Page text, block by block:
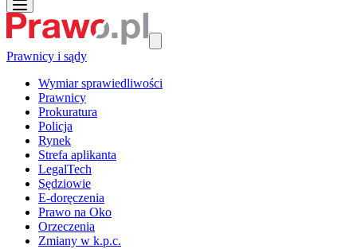
Prawnicy i sądy
Wymiar sprawiedliwości
Prawnicy
Prokuratura
Policja
Rynek
Strefa aplikanta
LegalTech
Sędziowie
E-doręczenia
Prawo na Oko
Orzeczenia
Zmiany w k.p.c.